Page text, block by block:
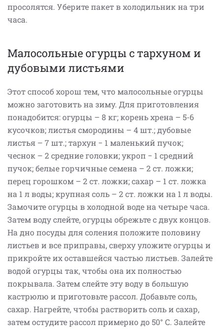
просолятся. Уберите пакет в холодильник на три
часа.
Малосольные огурцы с тархуном и
дубовыми листьями
Этот способ хорош тем, что малосольные огурцы
можно заготовить на зиму. Для приготовления
понадобится: огурцы – 8 кг; корень хрена – 5-6
кусочков; листья смородины – 4 шт.; дубовые
листья – 7 шт.; тархун − 1 маленький пучок;
чеснок – 2 средние головки; укроп − 1 средний
пучок; белые горчичные семена – 2 ст. ложки;
перец горошком – 2 ст. ложки; сахар – 1 ст. ложка
на 1 л воды; крупная соль – 2 ст. ложки на 1 л воды.
Замочите огурцы в холодной воде на четыре часа.
Затем воду слейте, огурцы обрежьте с двух концов.
На дно посуды для соления положите половину
листьев и все приправы, сверху уложите огурцы и
прикройте их оставшейся частью листьев. Залейте
водой огурцы так, чтобы она их полностью
покрывала. Затем слейте эту воду в большую
кастрюлю и приготовьте рассол. Добавьте соль,
сахар. Нагрейте, чтобы растворить соль и сахар,
затем остудите рассол примерно до 50° С. Залейте